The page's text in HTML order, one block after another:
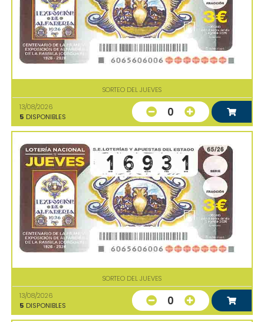
SORTEO DEL JUEVES
13/08/2026
5 DISPONIBLES 0
SORTEO DEL JUEVES
13/08/2026
5 DISPONIBLES 0